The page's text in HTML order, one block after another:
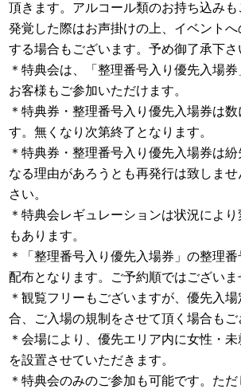
頂きます。アルコール類のお持ち込みも
発覚した際はお声掛けの上、イベントへ
する場合もございます。予め御了承下さ
＊特典会は、「整理番号入り優先入場
お客様もご参加いただけます。
＊特典券・整理番号入り優先入場券は数
す。無くなり次第終了となります。
＊特典券・整理番号入り優先入場券は
なる理由があろうとも再発行は致しま
さい。
＊特典会レギュレーションは状況によ
もあります。
＊「整理番号入り優先入場券」の整理
配布となります。ご予約順ではございま
＊観覧フリーもございますが、優先入
合、ご入場の規制をさせて頂く場合もご
＊会場により、優先エリア内に女性・
を設置させていただきます。
＊特典会のみのご参加も可能です。た